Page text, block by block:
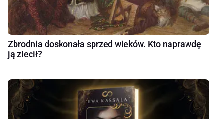
Zbrodnia doskonała sprzed wieków. Kto naprawdę
ją zlecił?